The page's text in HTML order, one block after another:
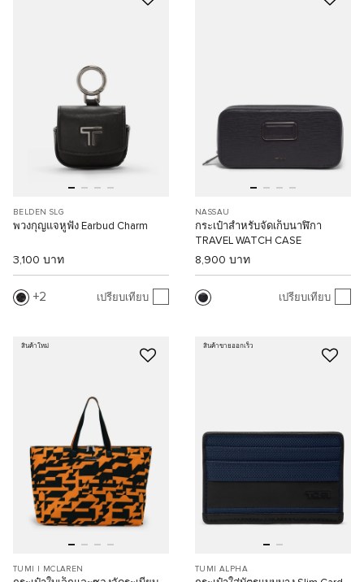
BELDEN SLG
พวงกุญแจหูฟัง Earbud Charm
3,100 บาท
2 เปรียบเทียบ
NASSAU
กระเป๋าสำหรับจัดเก็บนาฬิกา
TRAVEL WATCH CASE
8,900 บาท
เปรียบเทียบ
สินค้าใหม่
TUMI I MCLAREN
สินค้าขายออกเร็ว
TUMI ALPHA